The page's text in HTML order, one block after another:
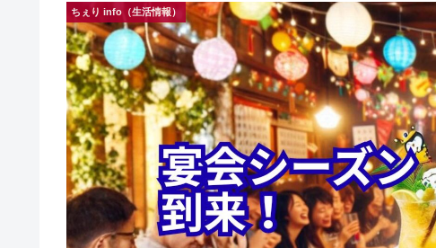
ちぇり info（生活情報）